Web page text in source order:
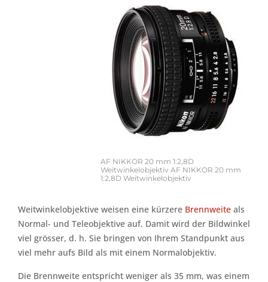
AF NIKKOR 20 mm 1:2,8D
Weitwinkelobjektiv AF NIKKOR 20 mm
1:2,8D Weitwinkelobjektiv
Weitwinkelobjektive weisen eine kürzere Brennweite als
Normal- und Teleobjektive auf. Damit wird der Bildwinkel
viel grösser, d. h. Sie bringen von Ihrem Standpunkt aus
viel mehr aufs Bild als mit einem Normalobjektiv.
Die Brennweite entspricht weniger als 35 mm, was einem